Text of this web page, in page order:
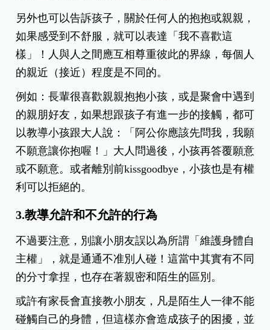
另外也可以告訴孩子，關於任何人的抱抱或親親，
如果感受到不舒服，就可以表達「我不喜歡這
樣」！人與人之間應互相尊重彼此的界線，每個人
的親近（接近）程度是不同的。
例如：長輩很喜歡親親抱抱小孩，或是聚會中遇到
的親朋好友，如果想跟孩子有進一步的接觸，都可
以教導小孩跟大人說：「阿公你應該先問我，我願
不願意讓你抱喔！」大人問過後，小孩再答覆願意
或不願意。或者離別前kissgoodbye，小孩也是有權
利可以拒絕的。
3.教導允許和不允許的行為
不過要注意，別讓小朋友誤以為所謂「維護身體自
主權」，就是通通不准別人碰！這當中其實有不同
的分寸拿捏，也存在著親密和陌生的區別。
或許有家長會直接教小朋友，凡是陌生人一律不能
碰觸自己的身體，但這樣亦會造成孩子的困擾，並